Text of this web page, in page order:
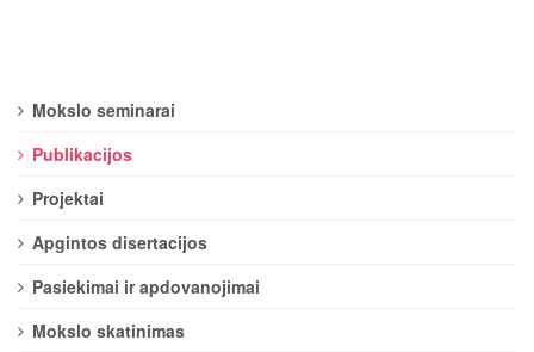
Mokslo seminarai
Publikacijos
Projektai
Apgintos disertacijos
Pasiekimai ir apdovanojimai
Mokslo skatinimas